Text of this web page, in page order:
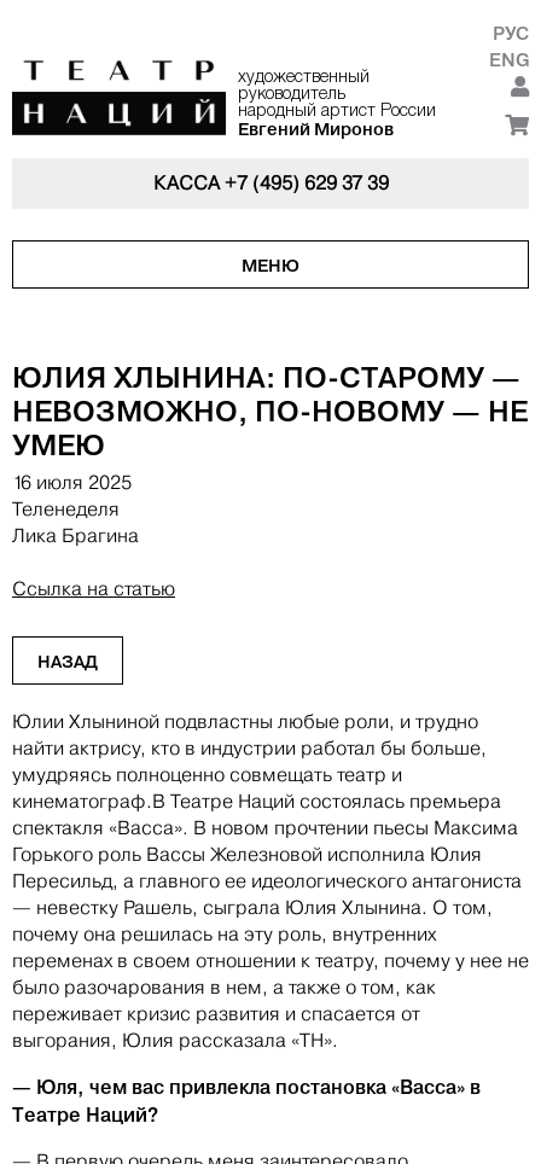
художественный
руководитель
народный артист России
Евгений Миронов
РУС
ENG
КАССА+7 (495) 629 37 39
МЕНЮ
ЮЛИЯ ХЛЫНИНА: ПО-СТАРОМУ —
НЕВОЗМОЖНО, ПО-НОВОМУ — НЕ
УМЕЮ
16 июля 2025
Теленеделя
Лика Брагина
Ссылка на статью
НАЗАД
Юлии Хлыниной подвластны любые роли, и трудно
найти актрису, кто в индустрии работал бы больше,
умудряясь полноценно совмещать театр и
кинематограф.В Театре Наций состоялась премьера
спектакля «Васса». В новом прочтении пьесы Максима
Горького роль Вассы Железновой исполнила Юлия
Пересильд, а главного ее идеологического антагониста
— невестку Рашель, сыграла Юлия Хлынина. О том,
почему она решилась на эту роль, внутренних
переменах в своем отношении к театру, почему у нее не
было разочарования в нем, а также о том, как
переживает кризис развития и спасается от
выгорания, Юлия рассказала «ТН».
— Юля, чем вас привлекла постановка «Васса» в
Театре Наций?